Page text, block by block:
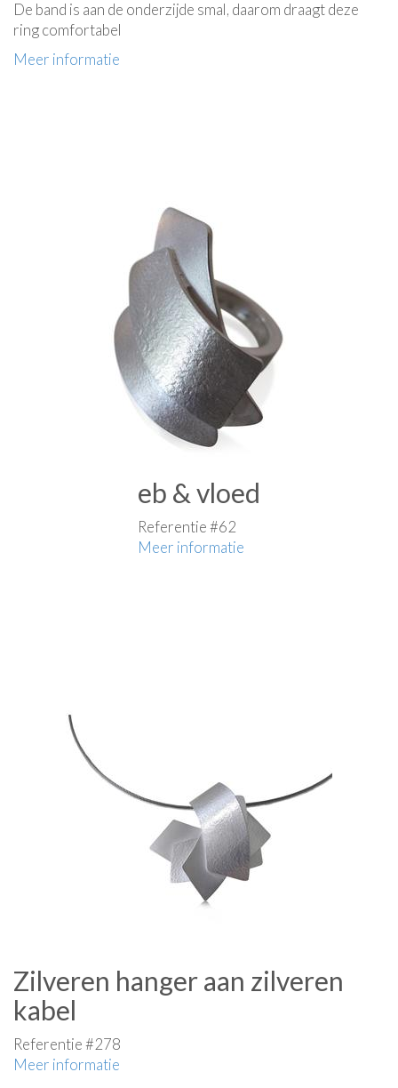
De band is aan de onderzijde smal, daarom draagt deze
ring comfortabel
Meer informatie
eb & vloed
Referentie #62
Meer informatie
Zilveren hanger aan zilveren
kabel
Referentie #278
Meer informatie